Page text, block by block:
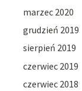
marzec 2020
grudzień 2019
sierpień 2019
czerwiec 2019
czerwiec 2018